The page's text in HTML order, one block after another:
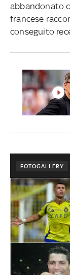
abbandonato
francese
conseguito
FOTOGALLERY